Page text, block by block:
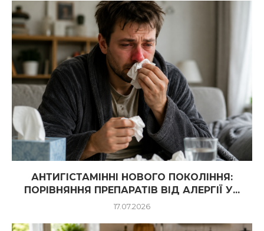
АНТИГІСТАМІННІ НОВОГО ПОКОЛІННЯ:
ПОРІВНЯННЯ ПРЕПАРАТІВ ВІД АЛЕРГІЇ У...
17.07.2026